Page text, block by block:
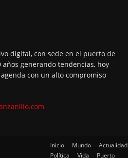
digital, con sede en el puerto de
generando tendencias, hoy
con un alto compromiso
Inicio Mundo Actualidad
Política
Vida Puerto